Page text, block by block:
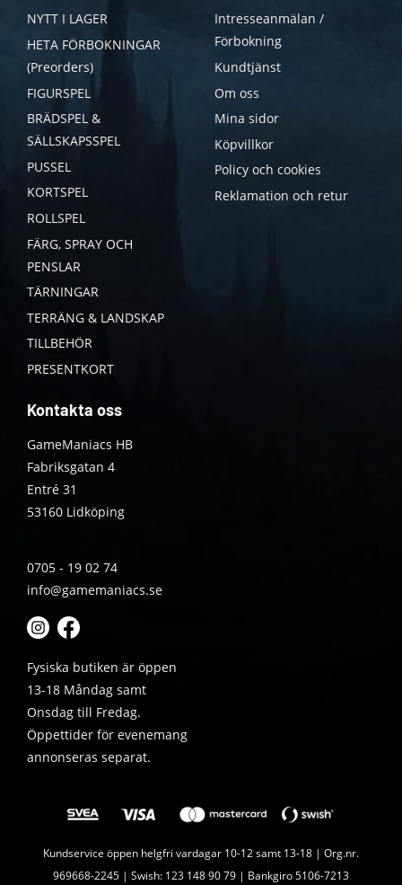
NYTT I LAGER
HETA FÖRBOKNINGAR
(Preorders)
FIGURSPEL
BRÄDSPEL &
SÄLLSKAPSSPEL
PUSSEL
KORTSPEL
ROLLSPEL
FÄRG, SPRAY OCH
PENSLAR
TÄRNINGAR
TERRÄNG & LANDSKAP
TILLBEHÖR
PRESENTKORT
Intresseanmälan /
Förbokning
Kundtjänst
Om oss
Mina sidor
Köpvillkor
Policy och cookies
Reklamation och retur
Kontakta oss
GameManiacs HB
Fabriksgatan 4
Entré 31
53160 Lidköping
0705 - 19 02 74
info@gamemaniacs.se
Fysiska butiken är öppen
13-18 Måndag samt
Onsdag till Fredag.
Öppettider för evenemang
annonseras separat.
Kundservice öppen helgfri vardagar 10-12 samt 13-18 | Org.nr.
969668-2245 | Swish: 123 148 90 79 | Bankgiro 5106-7213